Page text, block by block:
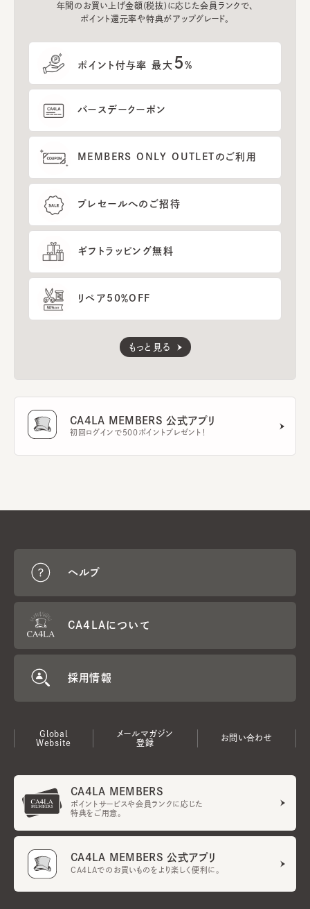
年間のお買い上げ金額(税抜)に応じた会員ランクで、
ポイント還元率や特典がアップグレード。
ポイント付与率 最大 5%
バースデークーポン
MEMBERS ONLY OUTLETのご利用
プレセールへのご招待
ギフトラッピング無料
リペア50％OFF
もっと見る
CA4LA MEMBERS 公式アプリ
初回ログインで500ポイントプレゼント！
ヘルプ
CA4LAについて
採用情報
Global
Website
メールマガジン
登録
お問い合わせ
CA4LA MEMBERS
ポイントサービスや会員ランクに応じた
特典をご用意。
CA4LA MEMBERS 公式アプリ
CA4LAでのお買いものをより楽しく便利に。